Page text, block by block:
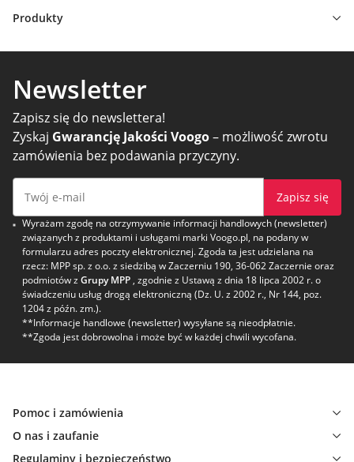
Produkty
Newsletter
Zapisz się do newslettera!
Zyskaj Gwarancję Jakości Voogo– możliwość zwrotu
zamówienia bez podawania przyczyny.
Zapisz się
Wyrażam zgodę na otrzymywanie informacji handlowych (newsletter)
związanych z produktami i usługami marki Voogo.pl, na podany w
formularzu adres poczty elektronicznej. Zgoda ta jest udzielana na
rzecz: MPP sp. z o.o. z siedzibą w Zaczerniu 190, 36-062 Zaczernie oraz
podmiotów z Grupy MPP , zgodnie z Ustawą z dnia 18 lipca 2002 r. o
świadczeniu usług drogą elektroniczną (Dz. U. z 2002 r., Nr 144, poz.
1204 z późn. zm.).
**Informacje handlowe (newsletter) wysyłane są nieodpłatnie.
**Zgoda jest dobrowolna i może być w każdej chwili wycofana.
Pomoc i zamówienia
O nas i zaufanie
Regulaminy i bezpieczeństwo